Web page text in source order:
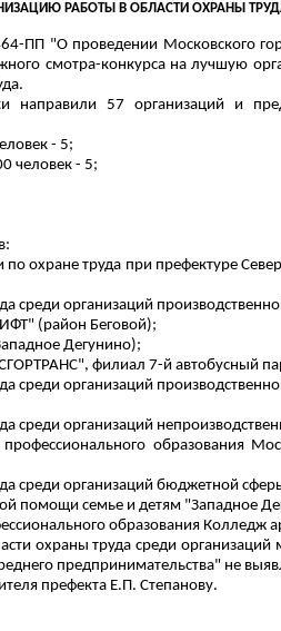
РАБОТЫ В ОБЛАСТИ ОХРАНЫ
ПП "О проведении Московского
смотра-конкурса на лучшую
направили 57 организаций и
- 5;
человек - 5;
охране труда при префектуре
организаций
(район Беговой);
Дегунино);
филиал 7-й автобусный
организаций
среди организаций
образования
среди организаций бюджетной
помощи семье и детям "Западное
образования Колледж
охраны труда среди
предпринимательства" не
префекта Е.П. Степанову.